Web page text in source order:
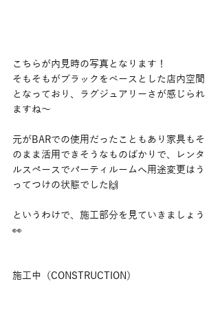
こちらが内見時の写真となります！
そもそもがブラックをベースとした店内空間
となっており、ラグジュアリーさが感じられ
ますね〜
元がBARでの使用だったこともあり家具もそ
のまま活用できそうなものばかりで、レンタ
ルスペースでパーティルームへ用途変更はう
ってつけの状態でした🙌
というわけで、施工部分を見ていきましょう
👀
施工中（CONSTRUCTION）